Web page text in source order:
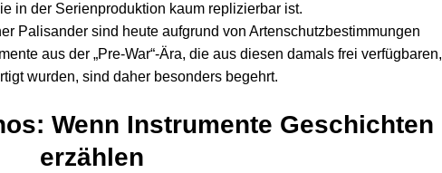
in der Serienproduktion kaum replizierbar ist.
Palisander sind heute aufgrund von Artenschutzbestimmungen
aus der „Pre-War“-Ära, die aus diesen damals frei verfügbaren,
wurden, sind daher besonders begehrt.
Wenn Instrumente Geschichten
erzählen